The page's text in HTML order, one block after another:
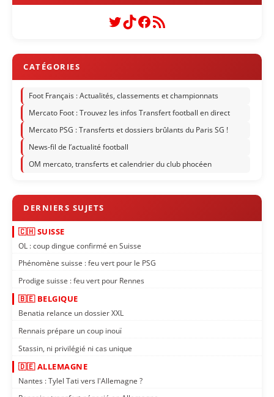
Twitter
TikTok
Facebook
Flux RSS
Foot Français : Actualités, classements et championnats
Mercato Foot : Trouvez les infos Transfert football en direct
Mercato PSG : Transferts et dossiers brûlants du Paris SG !
News-fil de l’actualité football
OM mercato, transferts et calendrier du club phocéen
🇨🇭 SUISSE
OL : coup dingue confirmé en Suisse
Phénomène suisse : feu vert pour le PSG
Prodige suisse : feu vert pour Rennes
🇧🇪 BELGIQUE
Benatia relance un dossier XXL
Rennais prépare un coup inouï
Stassin, ni privilégié ni cas unique
🇩🇪 ALLEMAGNE
Nantes : Tylel Tati vers l'Allemagne ?